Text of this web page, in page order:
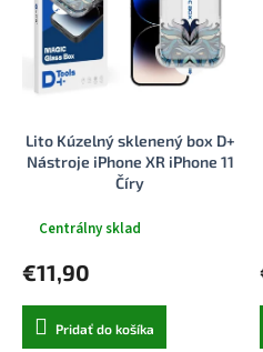
Lito Kúzelný sklenený box D+
Nástroje iPhone XR iPhone 11
Číry
Centrálny sklad
€11,90
Pridať do košíka